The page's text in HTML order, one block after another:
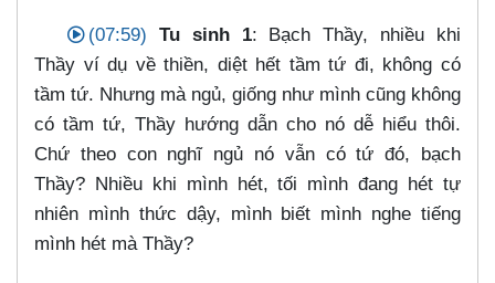
(07:59) Tu sinh 1: Bạch Thầy, nhiều khi
Thầy ví dụ về thiền, diệt hết tầm tứ đi, không có
tầm tứ. Nhưng mà ngủ, giống như mình cũng không
có tầm tứ, Thầy hướng dẫn cho nó dễ hiểu thôi.
Chứ theo con nghĩ ngủ nó vẫn có tứ đó, bạch
Thầy? Nhiều khi mình hét, tối mình đang hét tự
nhiên mình thức dậy, mình biết mình nghe tiếng
mình hét mà Thầy?